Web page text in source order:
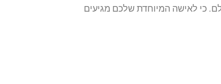
כי לאישה המיוחדת שלכם מגיעים